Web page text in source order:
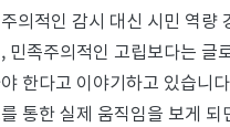
의적인 감시 대신 시민 역량
민족주의적인 고립보다는 글
한다고 이야기하고 있습니
통한 실제 움직임을 보게 되